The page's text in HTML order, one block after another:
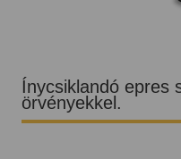
Ínycsiklandó epres
örvényekkel.